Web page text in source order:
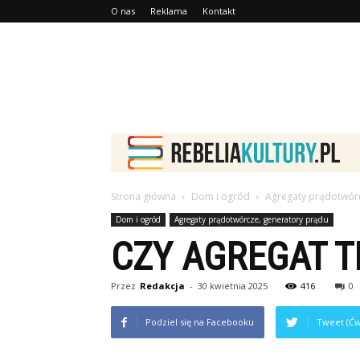
O nas Reklama Kontakt
Strona główna Dom i ogród Agregaty
Dom i ogród Agregaty prądotwórcze, generatory prądu
CZY AGREGAT
Przez Redakcja - 30 kwietnia 2025 416 0
Podziel się na Facebooku Tweet